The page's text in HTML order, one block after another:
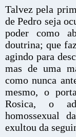
Talvez pela
de Pedro seja
poder como
doutrina; que
agindo para
mas de uma
como nunca
mesmo, o
Rosica, o
homossexual
exultou da